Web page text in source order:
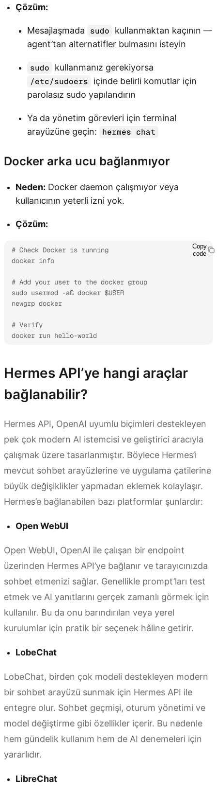
Çözüm:
Mesajlaşmada sudo
kullanmaktan kaçının —
agent’tan alternatifler bulmasını isteyin
sudo
kullanmanız gerekiyorsa
/etc/sudoers
içinde belirli komutlar için
parolasız sudo yapılandırın
Ya da yönetim görevleri için terminal
arayüzüne geçin:
hermes chat
Docker arka ucu bağlanmıyor
Neden: Docker daemon çalışmıyor veya
kullanıcının yeterli izni yok.
Çözüm:
# Check Docker is running
docker info
# Add your user to the docker group
sudo usermod -aG docker $USER
newgrp docker
# Verify
docker run hello-world
Copy
code
Hermes API’ye hangi araçlar
bağlanabilir?
Hermes API, OpenAI uyumlu biçimleri destekleyen
pek çok modern AI istemcisi ve geliştirici aracıyla
çalışmak üzere tasarlanmıştır. Böylece Hermes’i
mevcut sohbet arayüzlerine ve uygulama çatilerine
büyük değişiklikler yapmadan eklemek kolaylaşır.
Hermes’e bağlanabilen bazı platformlar şunlardır:
Open WebUI
Open WebUI, OpenAI ile çalışan bir endpoint
üzerinden Hermes API’ye bağlanır ve tarayıcınızda
sohbet etmenizi sağlar. Genellikle prompt’ları test
etmek ve AI yanıtlarını gerçek zamanlı görmek için
kullanılır. Bu da onu barındırılan veya yerel
kurulumlar için pratik bir seçenek hâline getirir.
LobeChat
LobeChat, birden çok modeli destekleyen modern
bir sohbet arayüzü sunmak için Hermes API ile
entegre olur. Sohbet geçmişi, oturum yönetimi ve
model değiştirme gibi özellikler içerir. Bu nedenle
hem gündelik kullanım hem de AI denemeleri için
yararlıdır.
LibreChat